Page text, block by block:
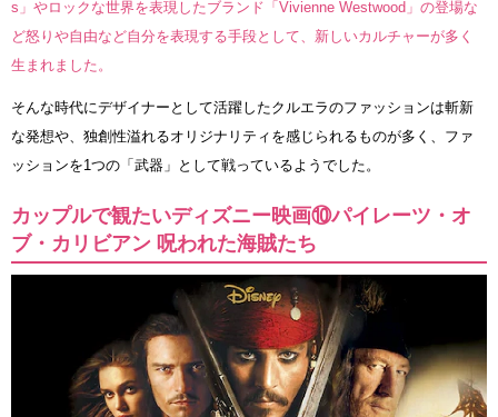
s」やロックな世界を表現したブランド「Vivienne Westwood」の登場な
ど怒りや自由など自分を表現する手段として、新しいカルチャーが多く
生まれました。
そんな時代にデザイナーとして活躍したクルエラのファッションは斬新
な発想や、独創性溢れるオリジナリティを感じられるものが多く、ファ
ッションを1つの「武器」として戦っているようでした。
カップルで観たいディズニー映画⑩パイレーツ・オ
ブ・カリビアン 呪われた海賊たち